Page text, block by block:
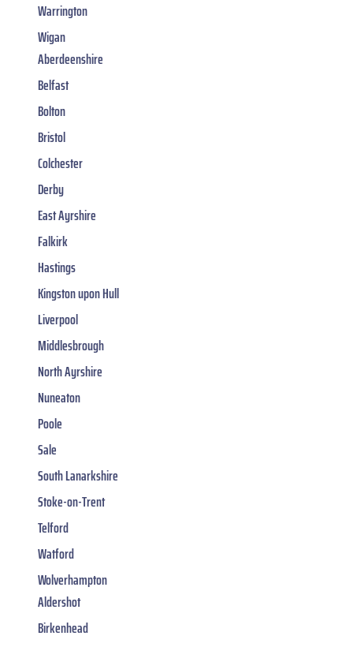
Warrington
Wigan
Aberdeenshire
Belfast
Bolton
Bristol
Colchester
Derby
East Ayrshire
Falkirk
Hastings
Kingston upon Hull
Liverpool
Middlesbrough
North Ayrshire
Nuneaton
Poole
Sale
South Lanarkshire
Stoke-on-Trent
Telford
Watford
Wolverhampton
Aldershot
Birkenhead